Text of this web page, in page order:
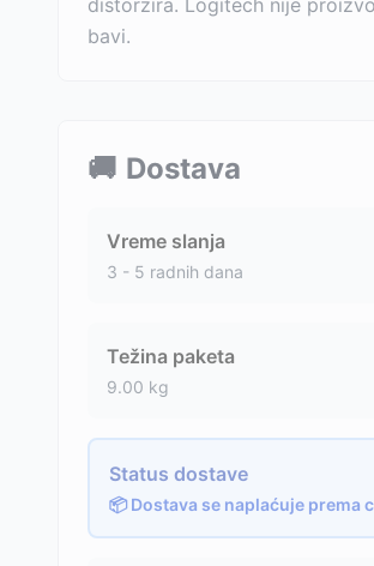
distorzira. Logitech nije
bavi.
🚚 Dostava
Vreme slanja
3 - 5 radnih dana
Težina paketa
9.00 kg
Status dostave
📦 Dostava se naplaćuje prema